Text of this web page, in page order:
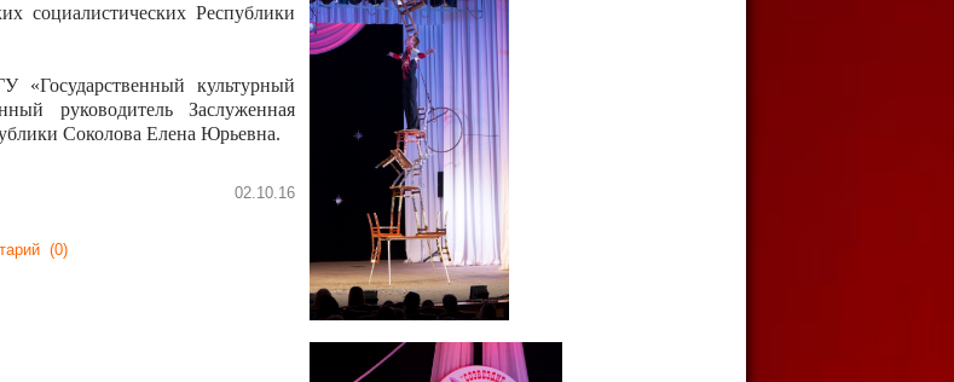
социалистических Республики
«Государственный культурный
руководитель Заслуженная
Соколова Елена Юрьевна.
02.10.16
(0)